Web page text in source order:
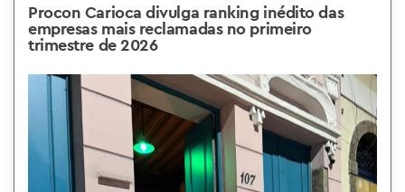
Procon Carioca divulga ranking inédito das
empresas mais reclamadas no primeiro
trimestre de 2026